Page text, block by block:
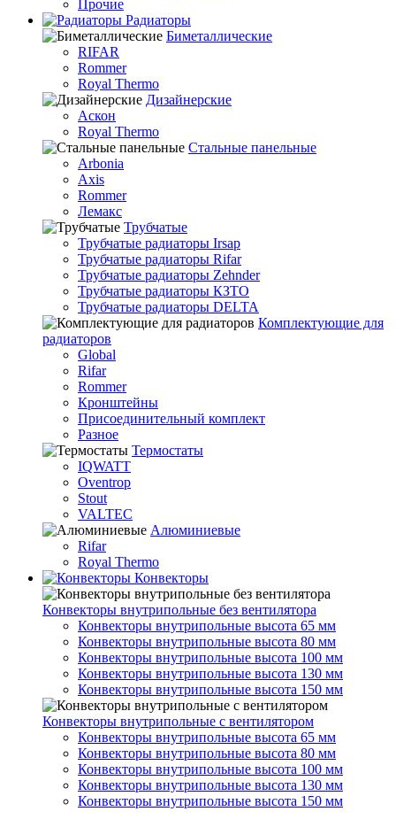
Прочие
Радиаторы
Биметаллические
RIFAR
Rommer
Royal Thermo
Дизайнерские
Аскон
Royal Thermo
Стальные панельные
Arbonia
Axis
Rommer
Лемакс
Трубчатые
Трубчатые радиаторы Irsap
Трубчатые радиаторы Rifar
Трубчатые радиаторы Zehnder
Трубчатые радиаторы КЗТО
Трубчатые радиаторы DELTA
Комплектующие для
радиаторов
Global
Rifar
Rommer
Кронштейны
Присоединительный комплект
Разное
Термостаты
IQWATT
Oventrop
Stout
VALTEC
Алюминиевые
Rifar
Royal Thermo
Конвекторы
Конвекторы внутрипольные без вентилятора
Конвекторы внутрипольные высота 65 мм
Конвекторы внутрипольные высота 80 мм
Конвекторы внутрипольные высота 100 мм
Конвекторы внутрипольные высота 130 мм
Конвекторы внутрипольные высота 150 мм
Конвекторы внутрипольные с вентилятором
Конвекторы внутрипольные высота 65 мм
Конвекторы внутрипольные высота 80 мм
Конвекторы внутрипольные высота 100 мм
Конвекторы внутрипольные высота 130 мм
Конвекторы внутрипольные высота 150 мм